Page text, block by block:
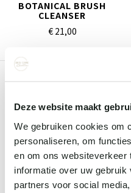
Deze website maakt
We gebruiken cookies om
personaliseren, om
en om ons websiteverkeer
informatie over uw
partners voor social
BOTANICAL BRUSH
CLEANSER
€ 21,00
ONZE